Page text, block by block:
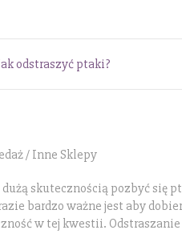
odstraszyć ptaki?
/ Inne Sklepy
skutecznością pozbyć się
bardzo ważne jest aby
w tej kwestii.